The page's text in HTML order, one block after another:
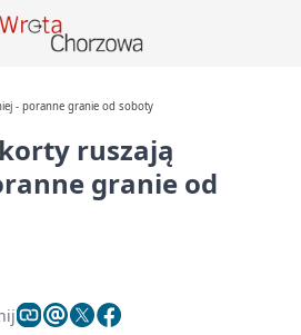
- poranne granie od soboty
ruszają
granie od